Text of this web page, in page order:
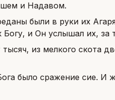
и Надавом.
были в руки их
и Он услышал их, за
из мелкого скота
было сражение сие. И